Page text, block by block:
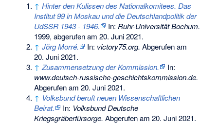
↑ Hinter den Kulissen des Nationalkomitees. Das
Institut 99 in Moskau und die Deutschlandpolitik der
UdSSR 1943 - 1946.
In:Ruhr-Universität Bochum.
1999, abgerufen am 20. Juni 2021.
↑ Jörg Morré. In: victory75.org. Abgerufen am
20. Juni 2021.
↑ Zusammensetzung der Kommission.
In:
www.deutsch-russische-geschichtskommission.de.
Abgerufen am 20. Juni 2021.
↑ Volksbund beruft neuen Wissenschaftlichen
Beirat.
In: Volksbund Deutsche
Kriegsgräberfürsorge. Abgerufen am 20. Juni 2021.